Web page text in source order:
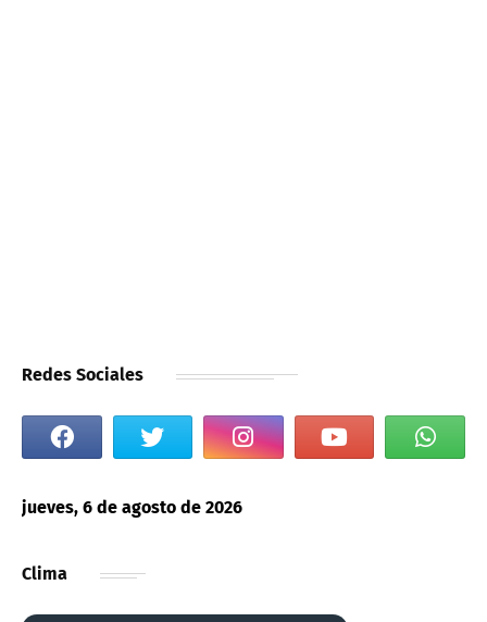
Redes Sociales
jueves, 6 de agosto de 2026
Clima